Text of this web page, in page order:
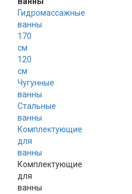
Гидромассажные
ванны
170
см
120
см
Чугунные
ванны
Стальные
ванны
Комплектующие
для
ванны
Комплектующие
для
ванны